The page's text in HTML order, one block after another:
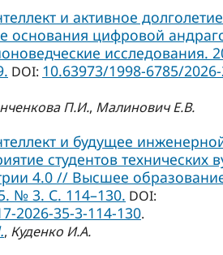
и активное
основания цифровой
исследования.
DOI: 10.63973/1998-6785/
П.И., Малинович Е.В.
и будущее
студентов технических
4.0 // Высшее
№ 3. С. 114–130. DOI:
2026-35-3-114-130.
, Куденко И.А.